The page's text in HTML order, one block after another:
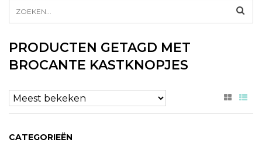
PRODUCTEN GETAGD MET
BROCANTE KASTKNOPJES
CATEGORIEËN